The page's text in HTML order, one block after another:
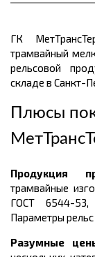
ГК
трамвайный
рельсовой
складе в Санкт-
Плюсы
Продукция
трамвайные
ГОСТ 6544-
Параметры
Разумные